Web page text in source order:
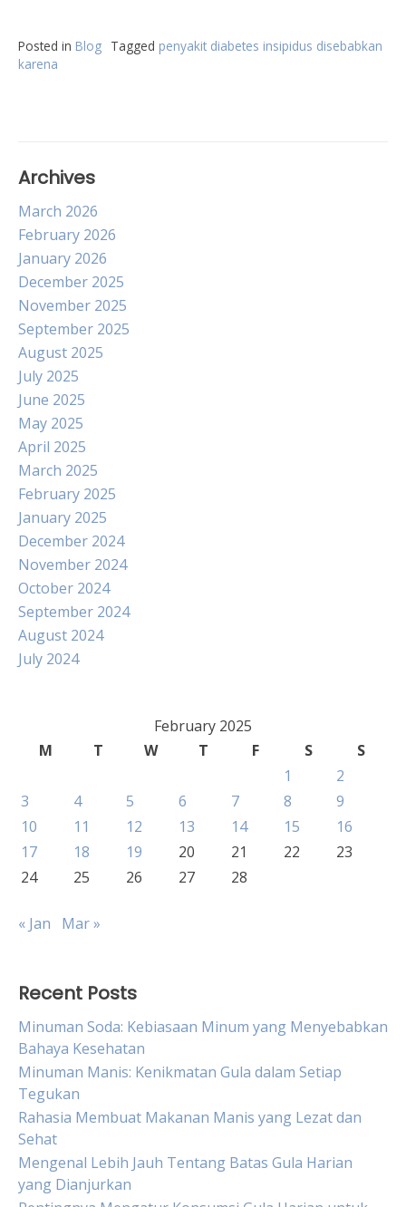
Posted in Blog Tagged penyakit diabetes insipidus disebabkan
karena
Archives
March 2026
February 2026
January 2026
December 2025
November 2025
September 2025
August 2025
July 2025
June 2025
May 2025
April 2025
March 2025
February 2025
January 2025
December 2024
November 2024
October 2024
September 2024
August 2024
July 2024
February 2025
M
T W T F S
S
1
2
3
4 5 6 7 8
9
10
11 12 13 14 15
16
17
18 19 20 21 22
23
24
25 26 27 28
« Jan Mar »
Recent Posts
Minuman Soda: Kebiasaan Minum yang Menyebabkan
Bahaya Kesehatan
Minuman Manis: Kenikmatan Gula dalam Setiap
Tegukan
Rahasia Membuat Makanan Manis yang Lezat dan
Sehat
Mengenal Lebih Jauh Tentang Batas Gula Harian
yang Dianjurkan